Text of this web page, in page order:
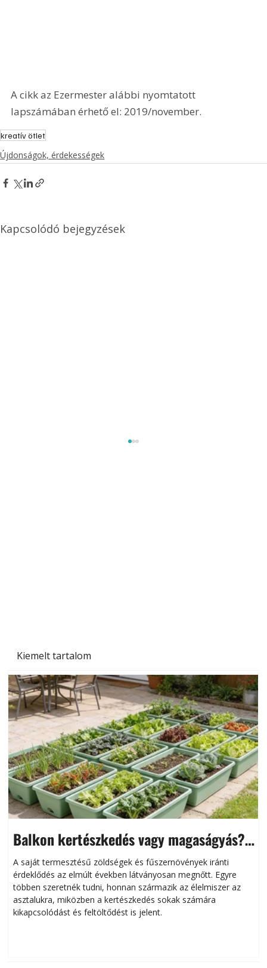
Kiemelt tartalom
Balkon kertészkedés vagy magaságyás?
Helytakarékos kertészkedés
A saját termesztésű zöldségek és fűszernövények iránti
érdeklődés az elmúlt években látványosan megnőtt. Egyre
többen szeretnék tudni, honnan származik az élelmiszer az
asztalukra, miközben a kertészkedés sokak számára
kikapcsolódást és feltöltődést is jelent.
A cikk az Ezermester alábbi nyomtatott
lapszámában érhető el: 2019/november.
kreatív ötlet
Újdonságok, érdekességek
Kapcsolódó bejegyzések